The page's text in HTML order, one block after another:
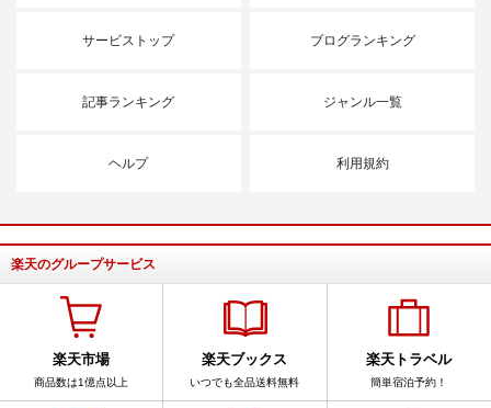
サービストップ ブログランキング
記事ランキング ジャンル一覧
ヘルプ 利用規約
楽天のグループサービス
楽天市場
商品数は1億点以上
楽天ブックス
いつでも全品送料無料
楽天トラベル
簡単宿泊予約！